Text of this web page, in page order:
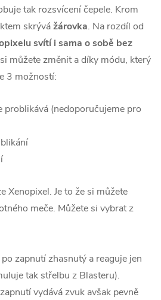
tak rozsvícení čepele. Krom
skrývážárovka. Na rozdíl od
svítí i sama o sobě bez
můžete změnit a díky módu, který
3 možností:
problikává (nedoporučujeme pro
Xenopixel. Je to že si můžete
meče. Můžete si vybrat z
po zapnutí zhasnutý a reaguje jen
tak střelbu z Blasteru).
vydává zvuk avšak pevně